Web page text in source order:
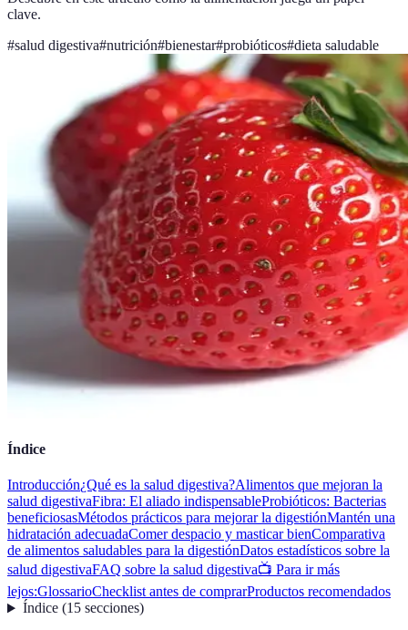
clave.
#salud digestiva#nutrición#bienestar#probióticos#dieta saludable
Índice
Introducción¿Qué es la salud digestiva?Alimentos que mejoran la
salud digestivaFibra: El aliado indispensableProbióticos: Bacterias
beneficiosasMétodos prácticos para mejorar la digestiónMantén una
hidratación adecuadaComer despacio y masticar bienComparativa
de alimentos saludables para la digestiónDatos estadísticos sobre la
salud digestivaFAQ sobre la salud digestiva📺 Para ir más
lejos:GlossarioChecklist antes de comprarProductos recomendados
Índice(15 secciones)